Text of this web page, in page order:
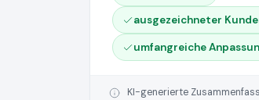
ausgezeichneter
umfangreiche
KI-generierte